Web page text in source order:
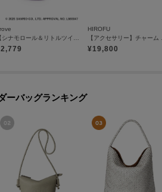
2,779
HIROFU
¥19,800
ーバッグランキング